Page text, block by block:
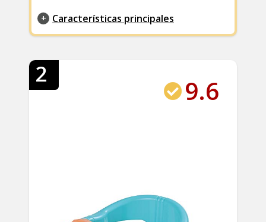
Características principales
2
9.6